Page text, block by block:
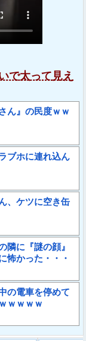
で太って見え
ん』の民度ｗｗ
ブホに連れ込ん
、ケツに空き缶
隣に『謎の顔』
怖かった・・・
の電車を停めて
ｗｗｗｗ